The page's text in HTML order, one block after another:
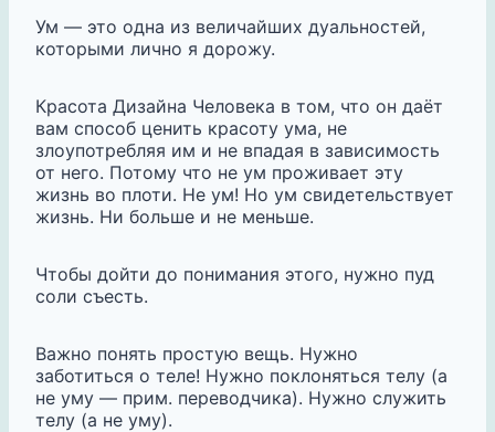
Ум — это одна из величайших дуальностей,
которыми лично я дорожу.
Красота Дизайна Человека в том, что он даёт
вам способ ценить красоту ума, не
злоупотребляя им и не впадая в зависимость
от него. Потому что не ум проживает эту
жизнь во плоти. Не ум! Но ум свидетельствует
жизнь. Ни больше и не меньше.
Чтобы дойти до понимания этого, нужно пуд
соли съесть.
Важно понять простую вещь. Нужно
заботиться о теле! Нужно поклоняться телу (а
не уму — прим. переводчика). Нужно служить
телу (а не уму).